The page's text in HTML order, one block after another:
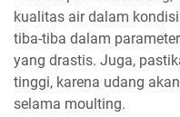
kualitas air dalam
tiba-tiba dalam
yang drastis. Juga,
tinggi, karena udang
selama moulting.